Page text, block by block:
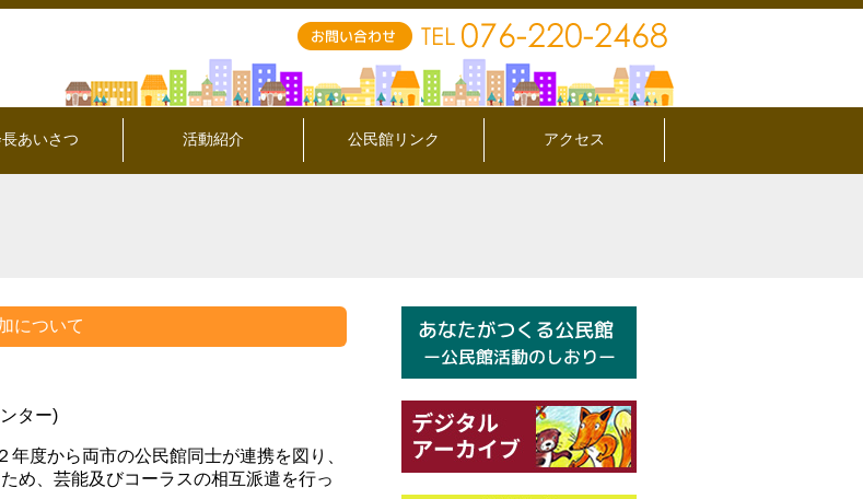
あいさつ 活動紹介 公民館リンク アクセス
について
ター)
度から両市の公民館同士が連携を図り、
め、芸能及びコーラスの相互派遣を行っ